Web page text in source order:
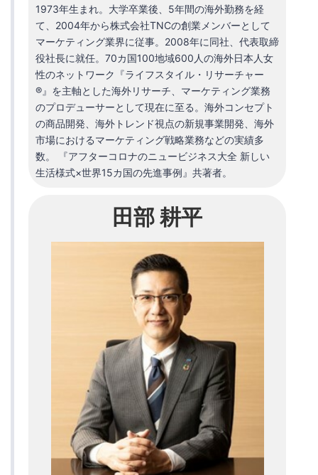
1973年生まれ。大学卒業後、5年間の海外勤務を経
て、2004年から株式会社TNCの創業メンバーとして
マーケティング業界に従事。2008年に同社、代表取締
役社長に就任。70カ国100地域600人の海外日本人女
性のネットワーク『ライフスタイル・リサーチャー
®』を主軸とした海外リサーチ、マーケティング業務
のプロデューサーとして現在に至る。海外コンセプト
の商品開発、海外トレンド視点の新規事業開発、海外
市場におけるマーケティング戦略業務などの実績多
数。 『アフターコロナのニュービジネス大全 新しい
生活様式×世界15カ国の先進事例』共著者。
田部 耕平